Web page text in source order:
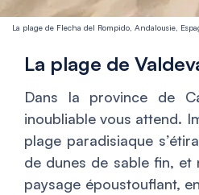
La plage de Flecha del Rompido, Andalousie,
La plage de
Dans la province de
inoubliable vous attend.
plage paradisiaque
de dunes de sable fin, et
paysage époustouflant,